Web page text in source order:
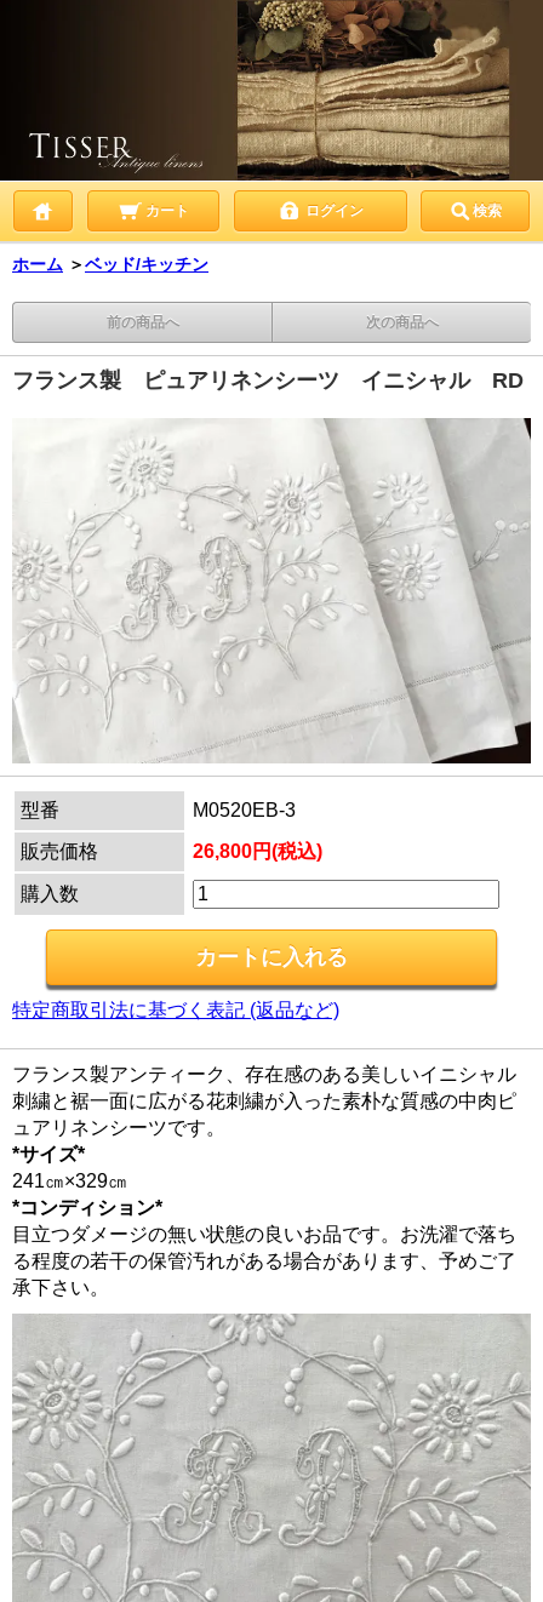
カート ログイン 検索
ホーム ＞ベッド/キッチン
前の商品へ 次の商品へ
フランス製 ピュアリネンシーツ イニシャル RD
型番
M0520EB-3
販売価格
26,800円(税込)
購入数
特定商取引法に基づく表記 (返品など)
フランス製アンティーク、存在感のある美しいイニシャル
刺繍と裾一面に広がる花刺繍が入った素朴な質感の中肉ピ
ュアリネンシーツです。
*サイズ*
241㎝×329㎝
*コンディション*
目立つダメージの無い状態の良いお品です。お洗濯で落ち
る程度の若干の保管汚れがある場合があります、予めご了
承下さい。